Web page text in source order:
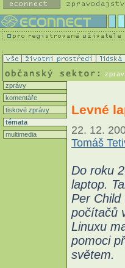
zprávy
komentáře
tiskové zprávy
témata
multimedia
Levné
22. 12.
Tomáš
Do roku
laptop.
Per
počítačů
Linuxu
pomoci
světem.